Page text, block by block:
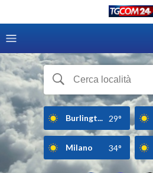
Burlingt... 29°
Milano 34°